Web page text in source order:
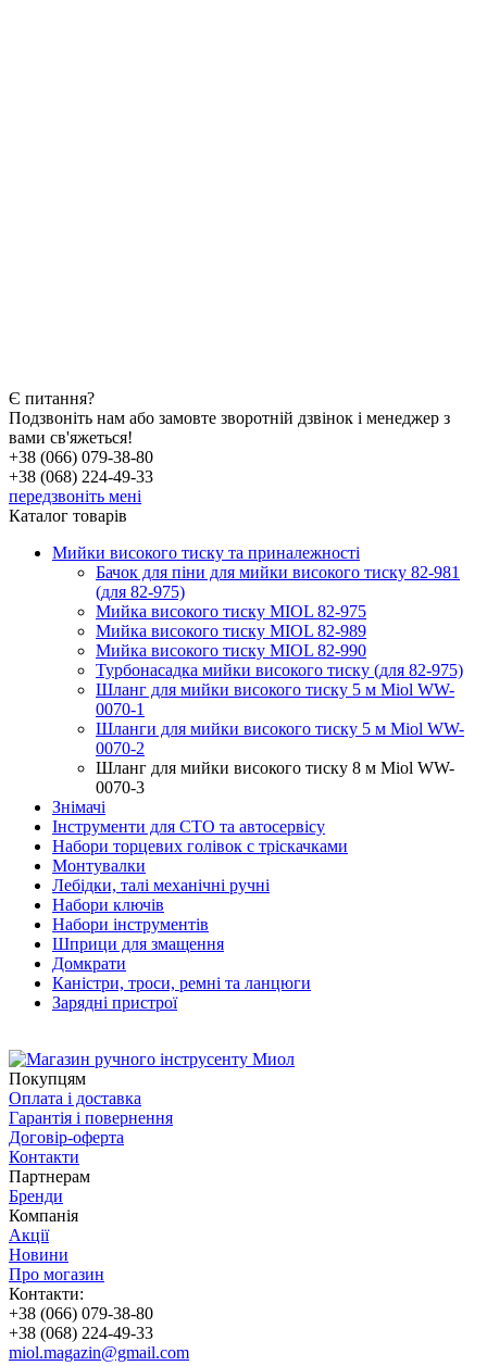
Є питання?
Подзвоніть нам або замовте зворотній дзвінок і менеджер з
вами св'яжеться!
+38 (066) 079-38-80
+38 (068) 224-49-33
передзвоніть мені
Каталог товарів
Мийки високого тиску та приналежності
Бачок для піни для мийки високого тиску 82-981
(для 82-975)
Мийка високого тиску MIOL 82-975
Мийка високого тиску MIOL 82-989
Мийка високого тиску MIOL 82-990
Турбонасадка мийки високого тиску (для 82-975)
Шланг для мийки високого тиску 5 м Miol WW-
0070-1
Шланги для мийки високого тиску 5 м Miol WW-
0070-2
Шланг для мийки високого тиску 8 м Miol WW-
0070-3
Знімачі
Інструменти для СТО та автосервісу
Набори торцевих голівок c тріскачками
Монтувалки
Лебідки, талі механічні ручні
Набори ключів
Набори інструментів
Шприци для змащення
Домкрати
Каністри, троси, ремні та ланцюги
Зарядні пристрої
Покупцям
Оплата і доставка
Гарантія і повернення
Договір-оферта
Контакти
Партнерам
Бренди
Компанія
Акції
Новини
Про могазин
Контакти:
+38 (066) 079-38-80
+38 (068) 224-49-33
miol.magazin@gmail.com